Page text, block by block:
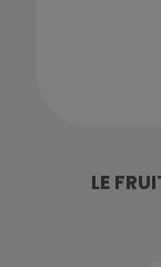
LE